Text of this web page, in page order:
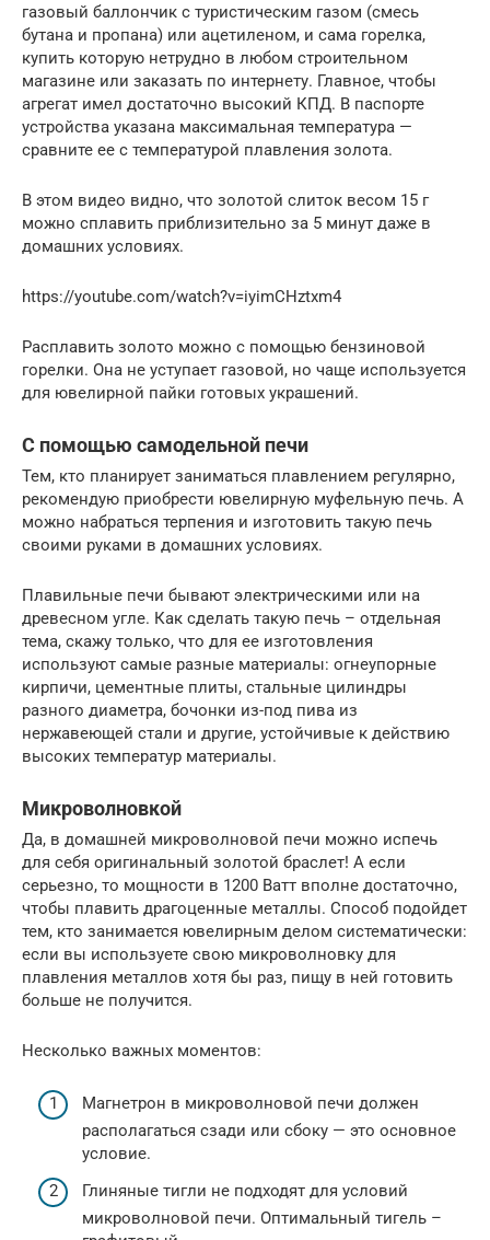
газовый баллончик с туристическим газом (смесь
бутана и пропана) или ацетиленом, и сама горелка,
купить которую нетрудно в любом строительном
магазине или заказать по интернету. Главное, чтобы
агрегат имел достаточно высокий КПД. В паспорте
устройства указана максимальная температура —
сравните ее с температурой плавления золота.
В этом видео видно, что золотой слиток весом 15 г
можно сплавить приблизительно за 5 минут даже в
домашних условиях.
https://youtube.com/watch?v=iyimCHztxm4
Расплавить золото можно с помощью бензиновой
горелки. Она не уступает газовой, но чаще используется
для ювелирной пайки готовых украшений.
С помощью самодельной печи
Тем, кто планирует заниматься плавлением регулярно,
рекомендую приобрести ювелирную муфельную печь. А
можно набраться терпения и изготовить такую печь
своими руками в домашних условиях.
Плавильные печи бывают электрическими или на
древесном угле. Как сделать такую печь – отдельная
тема, скажу только, что для ее изготовления
используют самые разные материалы: огнеупорные
кирпичи, цементные плиты, стальные цилиндры
разного диаметра, бочонки из-под пива из
нержавеющей стали и другие, устойчивые к действию
высоких температур материалы.
Микроволновкой
Да, в домашней микроволновой печи можно испечь
для себя оригинальный золотой браслет! А если
серьезно, то мощности в 1200 Ватт вполне достаточно,
чтобы плавить драгоценные металлы. Способ подойдет
тем, кто занимается ювелирным делом систематически:
если вы используете свою микроволновку для
плавления металлов хотя бы раз, пищу в ней готовить
больше не получится.
Несколько важных моментов:
Магнетрон в микроволновой печи должен
располагаться сзади или сбоку — это основное
условие.
Глиняные тигли не подходят для условий
микроволновой печи. Оптимальный тигель –